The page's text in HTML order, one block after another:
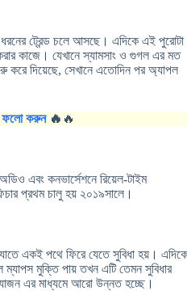
ধরনের ট্রেন্ড চলে আসছে। এদিকে এই পুরোটা
কাজে। যেখানে স্যামসাং ও গুগল এর মত
করে দিয়েছে, সেখানে এতোদিন পর অ্যাপল
ফলো করুন🔥 🔥
এবং কনভার্সেশনে রিয়েল-টাইম
প্রথম চালু হয় ২০১৯সালে।
একই পথে ফিরে যেতে সুবিধা হয়। এদিকে
মুক্তি পায় তখন এটি তেমন সুবিধার
এর মাধ্যমে আরো উন্নত হচ্ছে।